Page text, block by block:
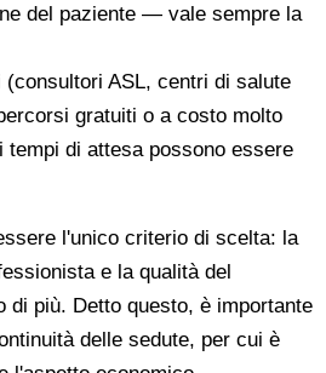
del paziente — vale sempre la
(consultori ASL, centri di salute
gratuiti o a costo molto
tempi di attesa possono essere
l'unico criterio di scelta: la
e la qualità del
di più. Detto questo, è importante
delle sedute, per cui è